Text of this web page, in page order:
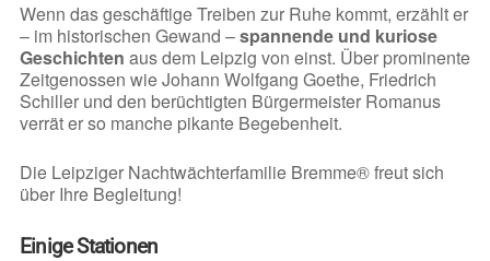
Wenn das geschäftige Treiben zur Ruhe kommt, erzählt er
– im historischen Gewand –spannende und kuriose
Geschichten aus dem Leipzig von einst. Über prominente
Zeitgenossen wie Johann Wolfgang Goethe, Friedrich
Schiller und den berüchtigten Bürgermeister Romanus
verrät er so manche pikante Begebenheit.
Die Leipziger Nachtwächterfamilie Bremme® freut sich
über Ihre Begleitung!
Einige Stationen